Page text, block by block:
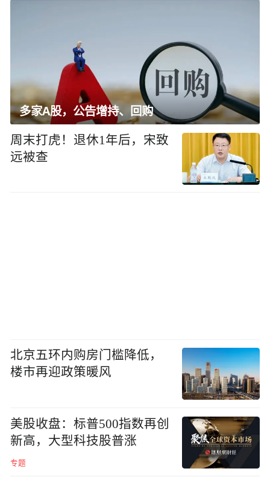
多家A股，公告增持、回购
周末打虎！退休1年后，宋致
远被查
北京五环内购房门槛降低，
楼市再迎政策暖风
美股收盘：标普500指数再创
新高，大型科技股普涨
专题